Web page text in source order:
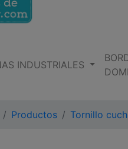
INDUSTRIALES
Productos Tornillo